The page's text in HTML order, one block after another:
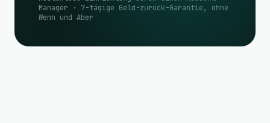
Manager · 7-tägige Geld-zurück-Garantie, ohne
Wenn und Aber